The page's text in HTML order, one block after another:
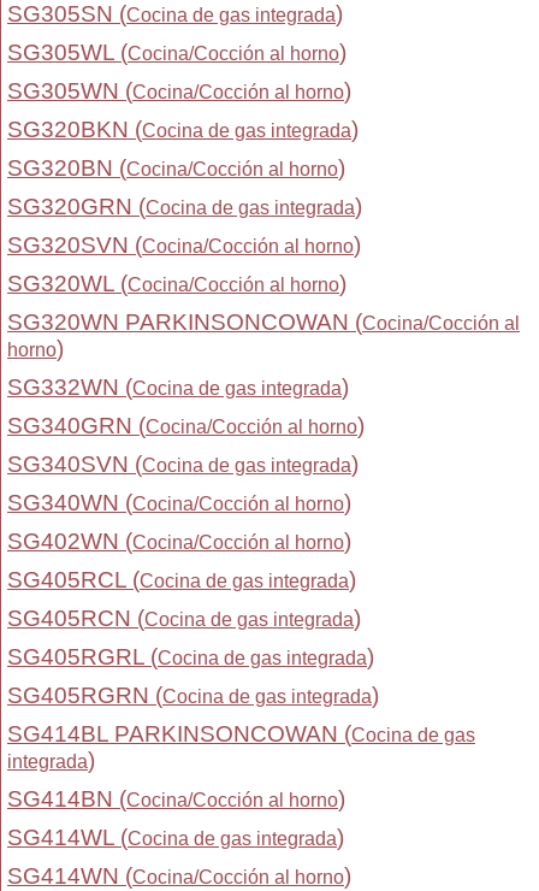
SG305SN (Cocina de gas integrada)
SG305WL (Cocina/Cocción al horno)
SG305WN (Cocina/Cocción al horno)
SG320BKN (Cocina de gas integrada)
SG320BN (Cocina/Cocción al horno)
SG320GRN (Cocina de gas integrada)
SG320SVN (Cocina/Cocción al horno)
SG320WL (Cocina/Cocción al horno)
SG320WN PARKINSONCOWAN (Cocina/Cocción al
horno)
SG332WN (Cocina de gas integrada)
SG340GRN (Cocina/Cocción al horno)
SG340SVN (Cocina de gas integrada)
SG340WN (Cocina/Cocción al horno)
SG402WN (Cocina/Cocción al horno)
SG405RCL (Cocina de gas integrada)
SG405RCN (Cocina de gas integrada)
SG405RGRL (Cocina de gas integrada)
SG405RGRN (Cocina de gas integrada)
SG414BL PARKINSONCOWAN (Cocina de gas
integrada)
SG414BN (Cocina/Cocción al horno)
SG414WL (Cocina de gas integrada)
SG414WN (Cocina/Cocción al horno)